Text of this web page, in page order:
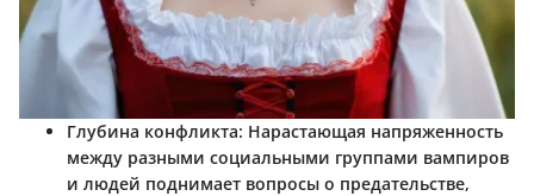
Глубина конфликта: Нарастающая напряженность
между разными социальными группами вампиров
и людей поднимает вопросы о предательстве,